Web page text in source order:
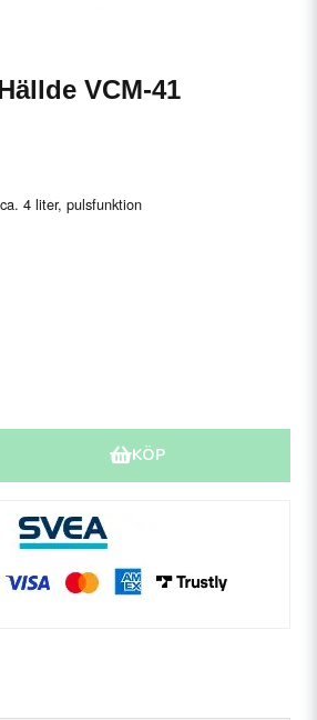
VCM-41
4 liter, pulsfunktion
KÖP